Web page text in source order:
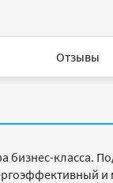
Отзывы
класса.